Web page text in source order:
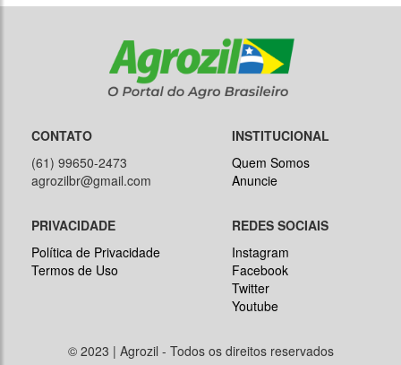
CONTATO
(61) 99650-2473
agrozilbr@gmail.com
INSTITUCIONAL
Quem Somos
Anuncie
PRIVACIDADE
Política de Privacidade
Termos de Uso
REDES SOCIAIS
Instagram
Facebook
Twitter
Youtube
© 2023 | Agrozil - Todos os direitos reservados